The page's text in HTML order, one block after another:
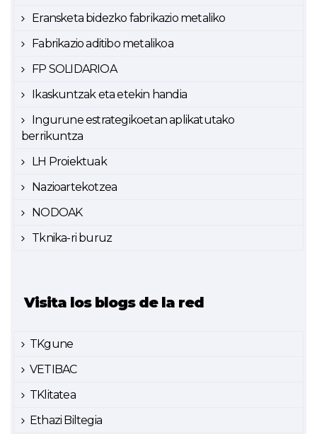
Eransketa bidezko fabrikazio metaliko
Fabrikazio aditibo metalikoa
FP SOLIDARIOA
Ikaskuntzak eta etekin handia
Ingurune estrategikoetan aplikatutako
berrikuntza
LH Proiektuak
Nazioartekotzea
NODOAK
Tknika-ri buruz
Visita los blogs de la red
TKgune
VETIBAC
TKlitatea
Ethazi Biltegia